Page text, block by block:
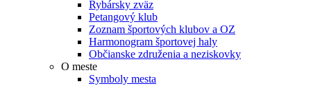
Rybársky zväz
Petangový klub
Zoznam športových klubov a OZ
Harmonogram športovej haly
Občianske združenia a neziskovky
O meste
Symboly mesta